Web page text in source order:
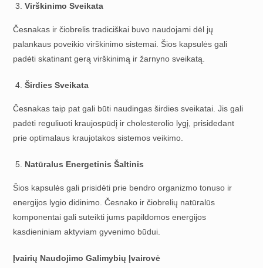
Virškinimo Sveikata
Česnakas ir čiobrelis tradiciškai buvo naudojami dėl jų
palankaus poveikio virškinimo sistemai. Šios kapsulės gali
padėti skatinant gerą virškinimą ir žarnyno sveikatą.
Širdies Sveikata
Česnakas taip pat gali būti naudingas širdies sveikatai. Jis gali
padėti reguliuoti kraujospūdį ir cholesterolio lygį, prisidedant
prie optimalaus kraujotakos sistemos veikimo.
Natūralus Energetinis Šaltinis
Šios kapsulės gali prisidėti prie bendro organizmo tonuso ir
energijos lygio didinimo. Česnako ir čiobrelių natūralūs
komponentai gali suteikti jums papildomos energijos
kasdieniniam aktyviam gyvenimo būdui.
Įvairių Naudojimo Galimybių Įvairovė